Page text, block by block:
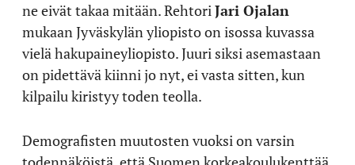
ne eivät takaa mitään. RehtoriJari Ojalan
mukaan Jyväskylän yliopisto on isossa kuvassa
vielä hakupaineyliopisto. Juuri siksi asemastaan
on pidettävä kiinni jo nyt, ei vasta sitten, kun
kilpailu kiristyy toden teolla.
Demografisten muutosten vuoksi on varsin